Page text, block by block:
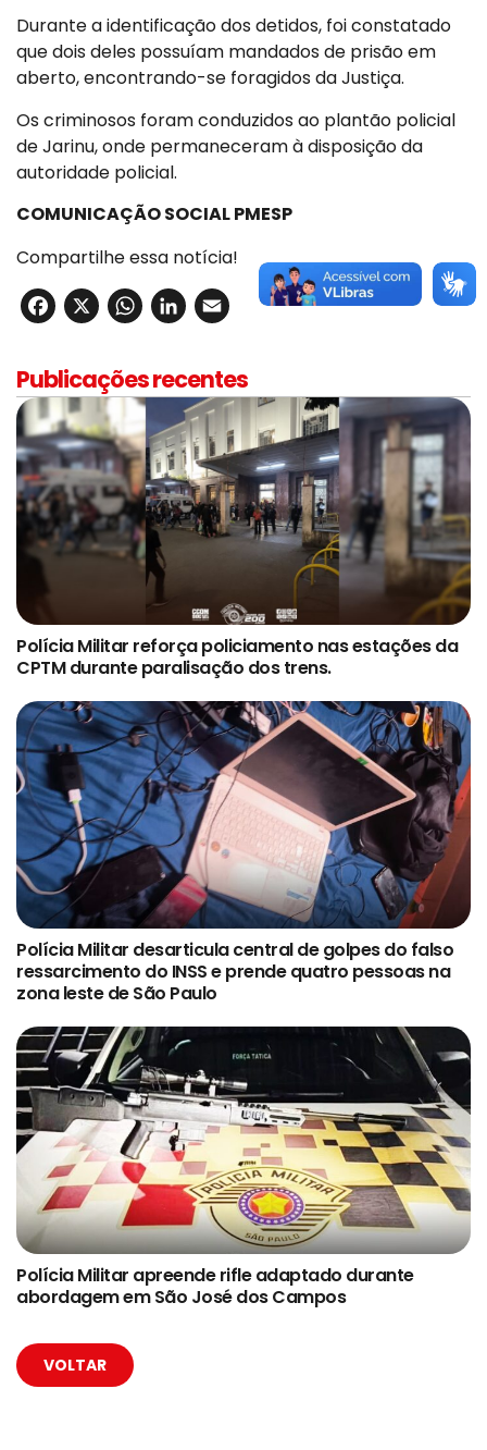
Durante a identificação dos detidos, foi constatado
que dois deles possuíam mandados de prisão em
aberto, encontrando-se foragidos da Justiça.
Os criminosos foram conduzidos ao plantão policial
de Jarinu, onde permaneceram à disposição da
autoridade policial.
COMUNICAÇÃO SOCIAL PMESP
Compartilhe essa notícia!
Facebook
X WhatsApp
LinkedIn
Email
Publicações recentes
Polícia Militar reforça policiamento nas estações da
CPTM durante paralisação dos trens.
Polícia Militar desarticula central de golpes do falso
ressarcimento do INSS e prende quatro pessoas na
zona leste de São Paulo
Polícia Militar apreende rifle adaptado durante
abordagem em São José dos Campos
VOLTAR